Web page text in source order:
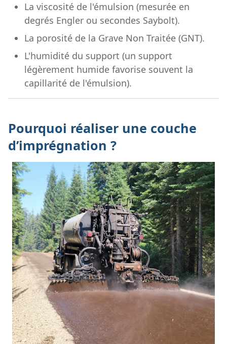
La viscosité de l'émulsion (mesurée en
degrés Engler ou secondes Saybolt).
La porosité de la Grave Non Traitée (GNT).
L'humidité du support (un support
légèrement humide favorise souvent la
capillarité de l'émulsion).
Pourquoi réaliser une couche
d’imprégnation ?